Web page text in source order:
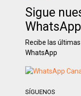
Sigue
WhatsApp
Recibe las
WhatsApp
SÍGUENOS